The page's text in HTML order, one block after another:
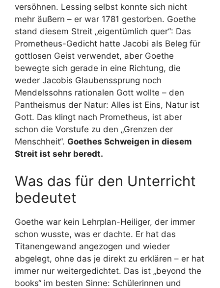
versöhnen. Lessing selbst konnte sich nicht
mehr äußern – er war 1781 gestorben. Goethe
stand diesem Streit „eigentümlich quer“: Das
Prometheus-Gedicht hatte Jacobi als Beleg für
gottlosen Geist verwendet, aber Goethe
bewegte sich gerade in eine Richtung, die
weder Jacobis Glaubenssprung noch
Mendelssohns rationalen Gott wollte – den
Pantheismus der Natur: Alles ist Eins, Natur ist
Gott. Das klingt nach Prometheus, ist aber
schon die Vorstufe zu den „Grenzen der
Menschheit“. Goethes Schweigen in diesem
Streit ist sehr beredt.
Was das für den Unterricht
bedeutet
Goethe war kein Lehrplan-Heiliger, der immer
schon wusste, was er dachte. Er hat das
Titanengewand angezogen und wieder
abgelegt, ohne das je direkt zu erklären – er hat
immer nur weitergedichtet. Das ist „beyond the
books“ im besten Sinne: Schülerinnen und